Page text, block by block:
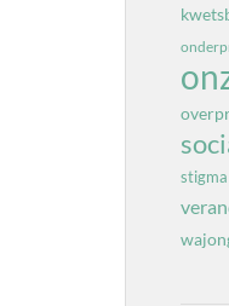
stigma